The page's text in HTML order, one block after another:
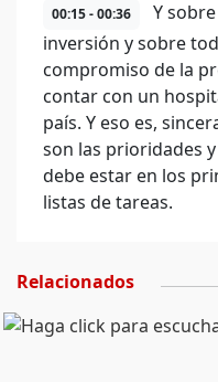
00:15 - 00:36
Y
inversión y sobre
compromiso de la
contar con un
país. Y eso es,
son las prioridades
debe estar en los
listas de tareas.
Relacionados